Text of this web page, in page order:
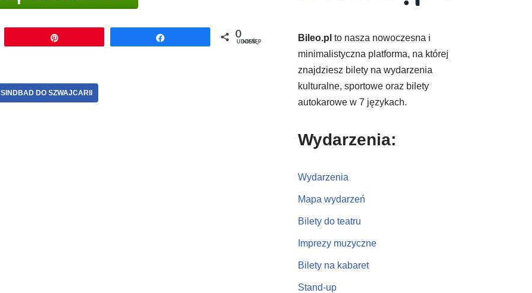
0
UDOSTĘPNIEŃ
SINDBAD DO SZWAJCARII
Bileo.pl to nasza nowoczesna i
minimalistyczna platforma, na której
znajdziesz bilety na wydarzenia
kulturalne, sportowe oraz bilety
autokarowe w 7 językach.
Wydarzenia:
Wydarzenia
Mapa wydarzeń
Bilety do teatru
Imprezy muzyczne
Bilety na kabaret
Stand-up